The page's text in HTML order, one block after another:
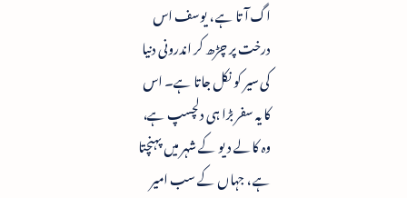
اگ آتا ہے ، یوسف اس
درخت پر چڑھ کر اندرونی دنیا
کی سیر کو نکل جاتا ہے۔ اس
کا یہ سفر بڑا ہی دلچسپ ہے،
وہ کالے دیو کے شہر میں پہنچتا
ہے ، جہاں کے سب امیر